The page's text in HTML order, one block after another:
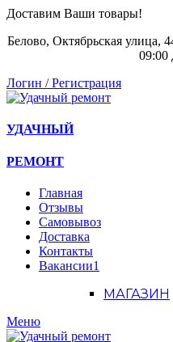
Доставим Ваши товары!
Белово, Октябрьская улица,
09:00
Логин / Регистрация
УДАЧНЫЙ
РЕМОНТ
Главная
Отзывы
Самовывоз
Доставка
Контакты
Вакансии1
МАГАЗИН
Меню